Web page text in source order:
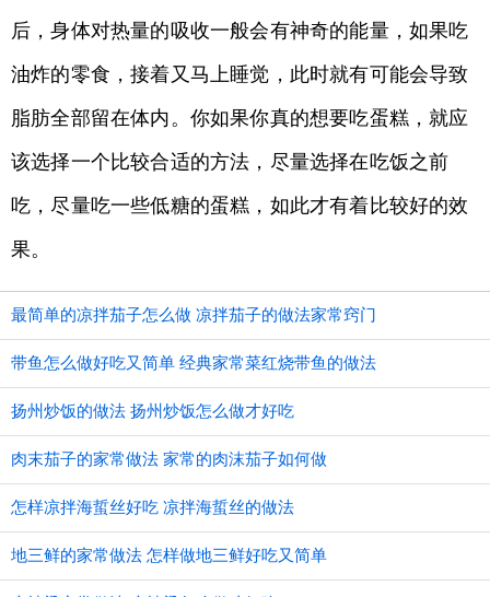
后，身体对热量的吸收一般会有神奇的能量，如果吃
油炸的零食，接着又马上睡觉，此时就有可能会导致
脂肪全部留在体内。你如果你真的想要吃蛋糕，就应
该选择一个比较合适的方法，尽量选择在吃饭之前
吃，尽量吃一些低糖的蛋糕，如此才有着比较好的效
果。
最简单的凉拌茄子怎么做 凉拌茄子的做法家常窍门
带鱼怎么做好吃又简单 经典家常菜红烧带鱼的做法
扬州炒饭的做法 扬州炒饭怎么做才好吃
肉末茄子的家常做法 家常的肉沫茄子如何做
怎样凉拌海蜇丝好吃 凉拌海蜇丝的做法
地三鲜的家常做法 怎样做地三鲜好吃又简单